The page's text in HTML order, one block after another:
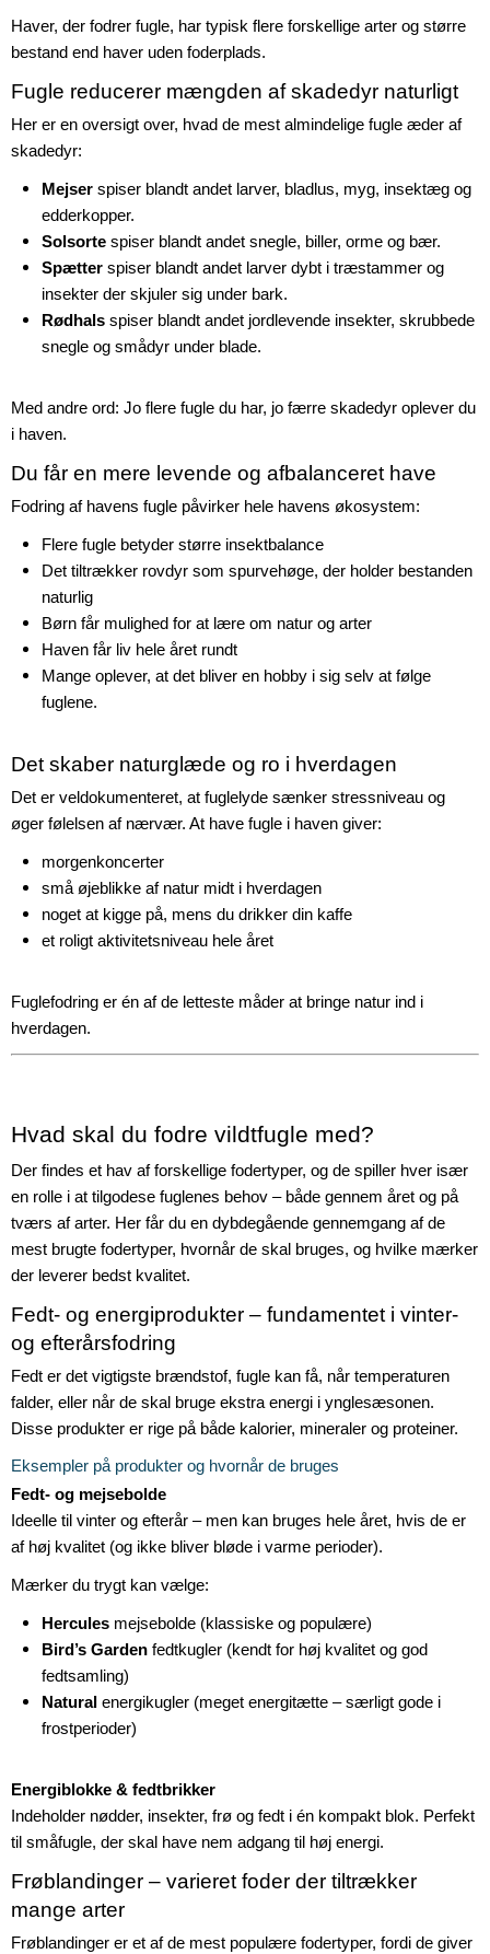
Haver, der fodrer fugle, har typisk flere forskellige arter og større
bestand end haver uden foderplads.
Fugle reducerer mængden af skadedyr naturligt
Her er en oversigt over, hvad de mest almindelige fugle æder af
skadedyr:
Mejser spiser blandt andet larver, bladlus, myg, insektæg og
edderkopper.
Solsorte spiser blandt andet snegle, biller, orme og bær.
Spætter spiser blandt andet larver dybt i træstammer og
insekter der skjuler sig under bark.
Rødhals spiser blandt andet jordlevende insekter, skrubbede
snegle og smådyr under blade.
Med andre ord: Jo flere fugle du har, jo færre skadedyr oplever du
i haven.
Du får en mere levende og afbalanceret have
Fodring af havens fugle påvirker hele havens økosystem:
Flere fugle betyder større insektbalance
Det tiltrækker rovdyr som spurvehøge, der holder bestanden
naturlig
Børn får mulighed for at lære om natur og arter
Haven får liv hele året rundt
Mange oplever, at det bliver en hobby i sig selv at følge
fuglene.
Det skaber naturglæde og ro i hverdagen
Det er veldokumenteret, at fuglelyde sænker stressniveau og
øger følelsen af nærvær. At have fugle i haven giver:
morgenkoncerter
små øjeblikke af natur midt i hverdagen
noget at kigge på, mens du drikker din kaffe
et roligt aktivitetsniveau hele året
Fuglefodring er én af de letteste måder at bringe natur ind i
hverdagen.
Hvad skal du fodre vildtfugle med?
Der findes et hav af forskellige fodertyper, og de spiller hver især
en rolle i at tilgodese fuglenes behov – både gennem året og på
tværs af arter. Her får du en dybdegående gennemgang af de
mest brugte fodertyper, hvornår de skal bruges, og hvilke mærker
der leverer bedst kvalitet.
Fedt- og energiprodukter – fundamentet i vinter-
og efterårsfodring
Fedt er det vigtigste brændstof, fugle kan få, når temperaturen
falder, eller når de skal bruge ekstra energi i ynglesæsonen.
Disse produkter er rige på både kalorier, mineraler og proteiner.
Eksempler på produkter og hvornår de bruges
Fedt- og mejsebolde
Ideelle til vinter og efterår – men kan bruges hele året, hvis de er
af høj kvalitet (og ikke bliver bløde i varme perioder).
Mærker du trygt kan vælge:
Hercules mejsebolde (klassiske og populære)
Bird’s Garden fedtkugler (kendt for høj kvalitet og god
fedtsamling)
Natural energikugler (meget energitætte – særligt gode i
frostperioder)
Energiblokke & fedtbrikker
Indeholder nødder, insekter, frø og fedt i én kompakt blok. Perfekt
til småfugle, der skal have nem adgang til høj energi.
Frøblandinger – varieret foder der tiltrækker
mange arter
Frøblandinger er et af de mest populære fodertyper, fordi de giver